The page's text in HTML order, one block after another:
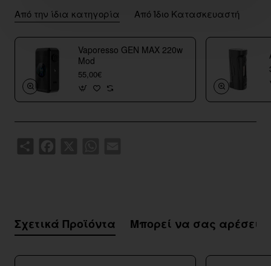
Από την ίδια κατηγορία Από Ίδιο Κατασκευαστή
Vaporesso GEN MAX 220w
Mod
55,00€
Σχετικά Προϊόντα Μπορεί να σας αρέσει